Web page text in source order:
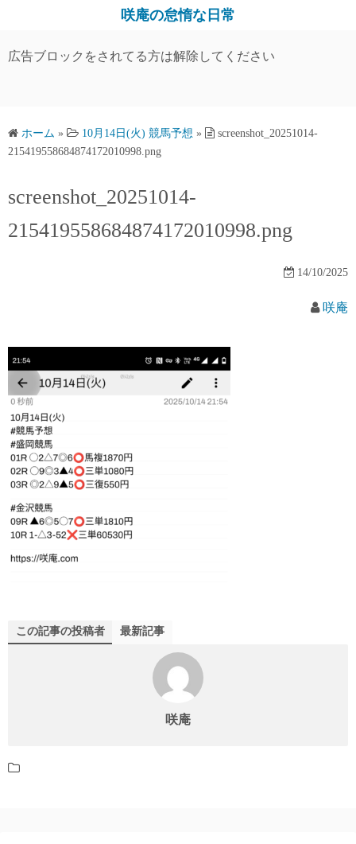
テ
ス
キ
プ
咲庵の怠惰な日常
広告ブロックをされてる方は解除してください
ホーム » 10月14日(火) 競馬予想 »
screenshot_20251014-
215419558684874172010998.png
screenshot_20251014-
215419558684874172010998.png
14/10/2025
咲庵
この記事の投稿者 最新記事
咲庵